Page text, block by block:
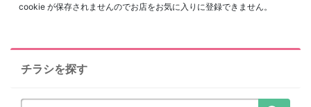
cookie が保存されませんのでお店をお気に入りに登録できません。
チラシを探す